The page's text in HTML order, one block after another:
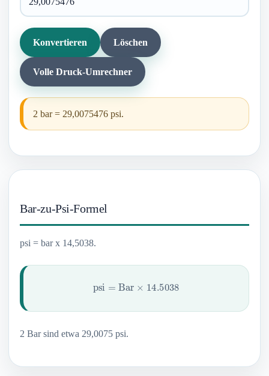
Konvertieren Löschen
Volle Druck-Umrechner
2 bar = 29,0075476 psi.
Bar-zu-Psi-Formel
psi = bar x 14,5038.
psi Bar×14.5038
2 Bar sind etwa 29,0075 psi.